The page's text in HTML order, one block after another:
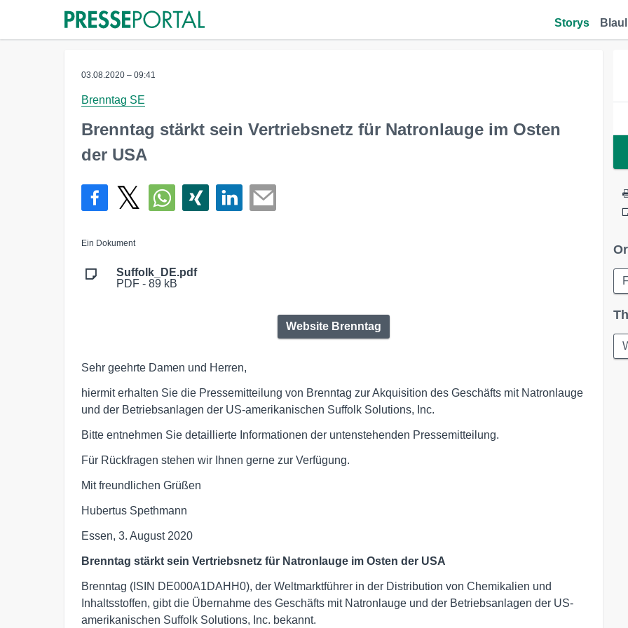
Storys
03.08.2020 – 09:41
Brenntag SE
Brenntag stärkt sein Vertriebsnetz für Natronlauge im Osten
der USA
Ein Dokument
Suffolk_DE.pdf
PDF - 89 kB
Website Brenntag
Sehr geehrte Damen und Herren,
hiermit erhalten Sie die Pressemitteilung von Brenntag zur Akquisition des Geschäfts mit Natronlauge
und der Betriebsanlagen der US-amerikanischen Suffolk Solutions, Inc.
Bitte entnehmen Sie detaillierte Informationen der untenstehenden Pressemitteilung.
Für Rückfragen stehen wir Ihnen gerne zur Verfügung.
Mit freundlichen Grüßen
Hubertus Spethmann
Essen, 3. August 2020
Brenntag stärkt sein Vertriebsnetz für Natronlauge im Osten der USA
Brenntag (ISIN DE000A1DAHH0), der Weltmarktführer in der Distribution von Chemikalien und
Inhaltsstoffen, gibt die Übernahme des Geschäfts mit Natronlauge und der Betriebsanlagen der US-
amerikanischen Suffolk Solutions, Inc. bekannt.